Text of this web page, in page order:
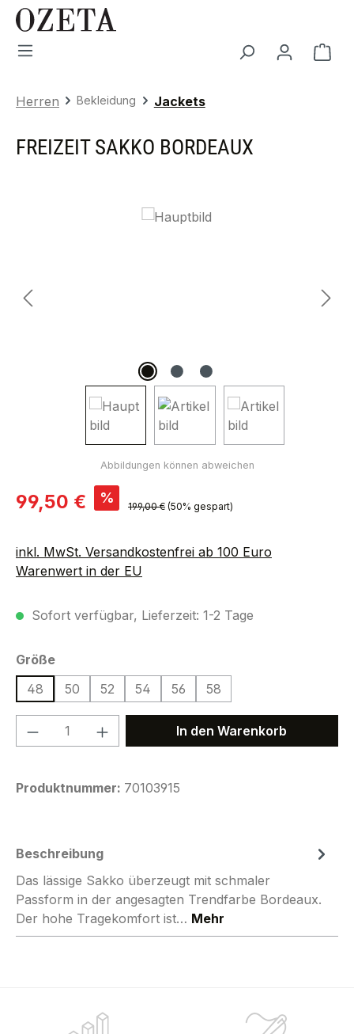
Zum Hauptinhalt springen
Herren Bekleidung Jackets
FREIZEIT SAKKO BORDEAUX
Bildergalerie überspringen
Verkaufspreis:
99,50 € % Regulärer Preis:
199,00 € (50% gespart)
inkl. MwSt. Versandkostenfrei ab 100 Euro
Warenwert in der EU
Sofort verfügbar, Lieferzeit: 1-2 Tage
Größeauswählen
48
50 52 54 56 58
Produkt Anzahl: Gib denIn den Warenkorb
Produktnummer: 70103915
Beschreibung
Das lässige Sakko überzeugt mit schmaler
Passform in der angesagten Trendfarbe Bordeaux.
Der hohe Tragekomfort ist… Mehr